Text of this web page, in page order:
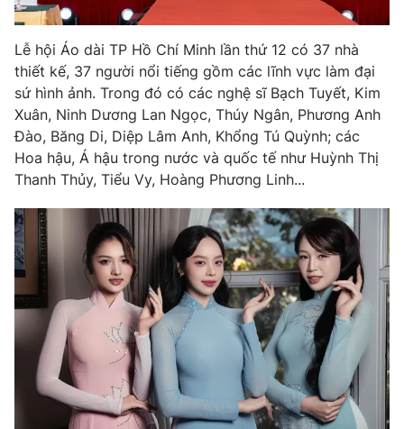
Giải sao mai
Làm đẹp
Chất lượng cuộc sống
Học trực tuyến
Công nghệ
Hitech Công nghệ tương lai
Sản phẩm
Thị trường
Giao lưu trực tuyến
Lịch phát sóng
Chuyên mục khác
Emagazine Podcast
Photo Infographic
Video Shorts video
VTV Money VTV Thể thao
Lễ hội Áo dài TP Hồ Chí Minh lần thứ 12 có 37 nhà
thiết kế, 37 người nổi tiếng gồm các lĩnh vực làm đại
sứ hình ảnh. Trong đó có các nghệ sĩ Bạch Tuyết, Kim
Xuân, Ninh Dương Lan Ngọc, Thúy Ngân, Phương Anh
Đào, Băng Di, Diệp Lâm Anh, Khổng Tú Quỳnh; các
Hoa hậu, Á hậu trong nước và quốc tế như Huỳnh Thị
Thanh Thủy, Tiểu Vy, Hoàng Phương Linh...